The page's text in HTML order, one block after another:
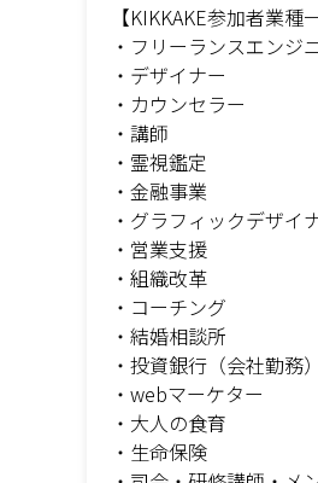
【KIKKAKE参加者業種
・フリーランスエンジ
・デザイナー
・カウンセラー
・講師
・霊視鑑定
・金融事業
・グラフィックデザイ
・営業支援
・組織改革
・コーチング
・結婚相談所
・投資銀行（会社勤務）
・webマーケター
・大人の食育
・生命保険